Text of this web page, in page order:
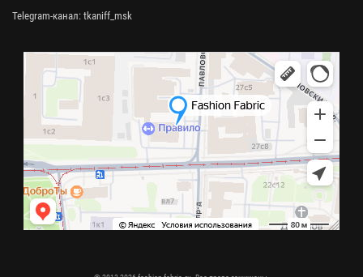
Telegram-канал: tkaniff_msk